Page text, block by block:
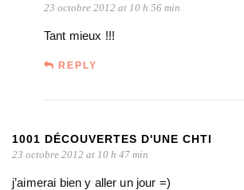
23 octobre 2012 at 10 h 56 min
Tant mieux !!!
REPLY
1001 DÉCOUVERTES D'UNE CHTI
23 octobre 2012 at 10 h 47 min
j’aimerai bien y aller un jour =)